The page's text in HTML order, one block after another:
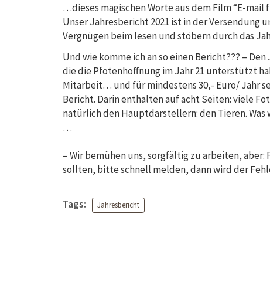
…dieses magischen Worte aus dem Film “E-mail
Unser Jahresbericht 2021 ist in der Versendung
Vergnügen beim lesen und stöbern durch das
Und wie komme ich an so einen Bericht??? –
die die Pfotenhoffnung im Jahr 21 unterstützt
Mitarbeit… und für mindestens 30,- Euro/ Jahr
Bericht. Darin enthalten auf acht Seiten: viele
natürlich den Hauptdarstellern: den Tieren. Was
…
– Wir bemühen uns, sorgfältig zu arbeiten,
sollten, bitte schnell melden, dann wird der
Tags: Jahresbericht